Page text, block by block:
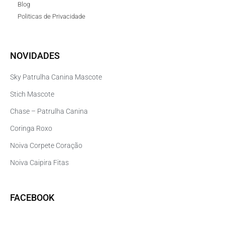
Blog
Politicas de Privacidade
NOVIDADES
Sky Patrulha Canina Mascote
Stich Mascote
Chase – Patrulha Canina
Coringa Roxo
Noiva Corpete Coração
Noiva Caipira Fitas
FACEBOOK